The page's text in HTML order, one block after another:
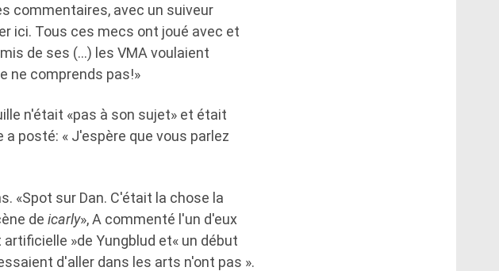
commentaires, avec un suiveur
ici. Tous ces mecs ont joué avec et
de ses (…) les VMA voulaient
ne comprends pas!»
n'était «pas à son sujet» et était
posté: « J'espère que vous parlez
«Spot sur Dan. C'était la chose la
de icarly», A commenté l'un d'eux
»de Yungblud et« un début
d'aller dans les arts n'ont pas ».